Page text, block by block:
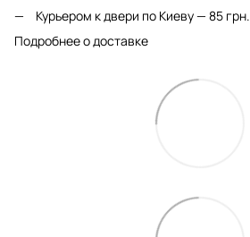
Курьером к двери по Киеву — 85 грн.
Подробнее о доставке